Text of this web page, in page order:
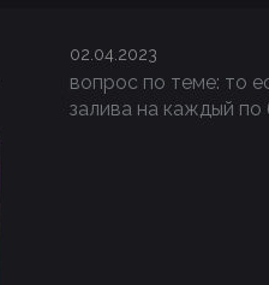
02.04.2023
вопрос по теме: то
залива на каждый по